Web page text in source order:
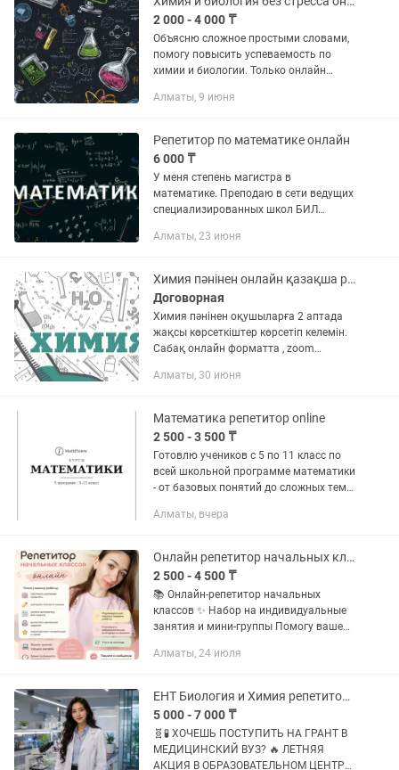
2 000 - 4 000 ₸
Объясню сложное простыми словами,
помогу повысить успеваемость по
химии и биологии. Только онлайн
сообщения для уточнения деталей.
Алматы, 9 июня
Репетитор по математике онлайн
6 000 ₸
У меня степень магистра в
математике. Преподаю в сети ведущих
специализированных школ БИЛ
узнать про сеть). Могу преподавать
Алматы, 23 июня
Химия пәнінен онлайн қазақша репетитор.
Договорная
Химия пәнінен оқушыларға 2 аптада
жақсы көрсеткіштер көрсетіп келемін.
Сабақ онлайн форматта , zoom
тапсырмаларымен жұмыс жүргізеледі.
Алматы, 30 июня
Математика репетитор online
2 500 - 3 500 ₸
Готовлю учеников с 5 по 11 класс по
всей школьной программе математики
- от базовых понятий до сложных тем
структура программ по классам,
Алматы, вчера
Онлайн репетитор начальных классов
2 500 - 4 500 ₸
📚 Онлайн-репетитор начальных
классов ✨ Набор на индивидуальные
занятия и мини-группы Помогу вашему
русский язык • улучшить чтение,
Алматы, 24 июля
ЕНТ Биология и Химия репетитор Алматы и онлайн со скидкой -50% на 1 урок
5 000 - 7 000 ₸
🧬🧪 ХОЧЕШЬ ПОСТУПИТЬ НА ГРАНТ В
МЕДИЦИНСКИЙ ВУЗ? 🔥 ЛЕТНЯЯ
АКЦИЯ В ОБРАЗОВАТЕЛЬНОМ ЦЕНТРЕ